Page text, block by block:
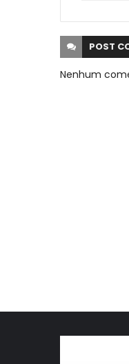
POST
Nenhum